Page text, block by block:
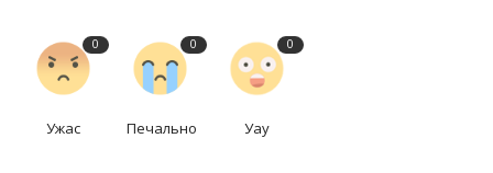
0
Ужас
0
Печально
0
Уау